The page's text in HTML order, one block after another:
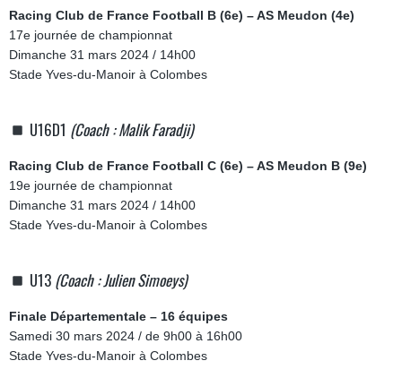
Racing Club de France Football B (6e) – AS Meudon (4e)
17e journée de championnat
Dimanche 31 mars 2024 / 14h00
Stade Yves-du-Manoir à Colombes
U16D1 (Coach : Malik Faradji)
Racing Club de France Football C (6e) – AS Meudon B (9e)
19e journée de championnat
Dimanche 31 mars 2024 / 14h00
Stade Yves-du-Manoir à Colombes
U13 (Coach : Julien Simoeys)
Finale Départementale – 16 équipes
Samedi 30 mars 2024 / de 9h00 à 16h00
Stade Yves-du-Manoir à Colombes